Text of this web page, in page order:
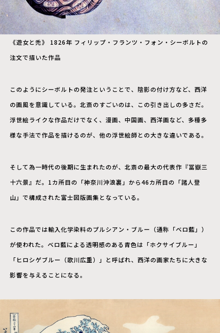
《遊女と禿》 1826年 フィリップ・フランツ・フォン・シーボルトの
注文で描いた作品
このようにシーボルトの発注ということで、陰影の付け方など、西洋
の画風を意識している。北斎のすごいのは、この引き出しの多さだ。
浮世絵ライクな作品だけでなく、漫画、中国画、西洋画など、多種多
様な手法で作品を描けるのが、他の浮世絵師との大きな違いである。
そして為一時代の後期に生まれたのが、北斎の最大の代表作『冨嶽三
十六景』だ。1カ所目の「神奈川沖浪裏」から46カ所目の「諸人登
山」で構成された富士図版画集となっている。
この作品では輸入化学染料のプルシアン・ブルー（通称「ベロ藍」）
が使われた。ベロ藍による透明感のある青色は「ホクサイブルー」
「ヒロシゲブルー（歌川広重）」と呼ばれ、西洋の画家たちに大きな
影響を与えることになる。